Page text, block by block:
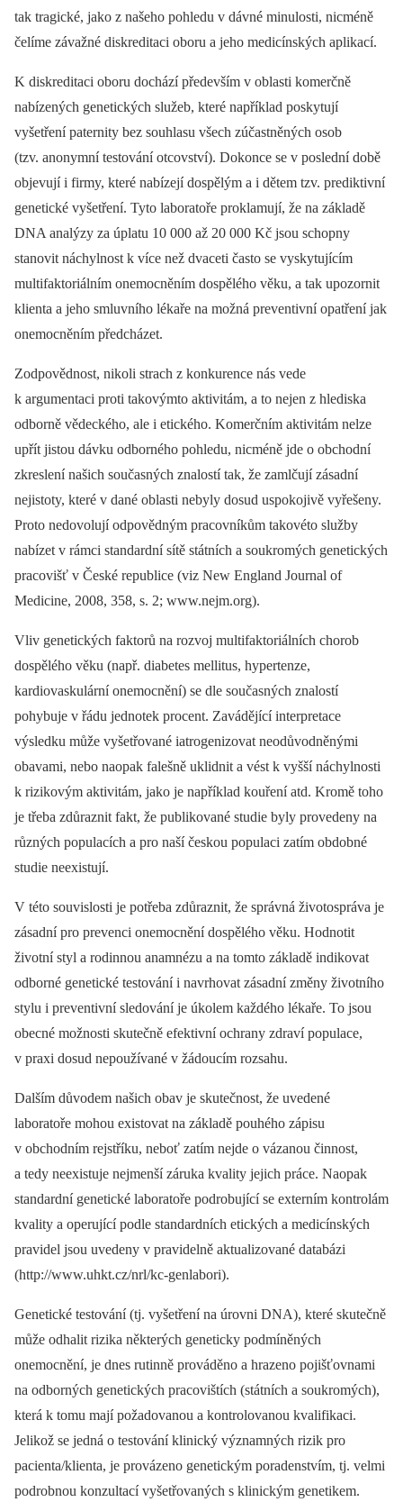
tak tragické, jako z našeho pohledu v dávné minulosti, nicméně
čelíme závažné diskreditaci oboru a jeho medicínských aplikací.
K diskreditaci oboru dochází především v oblasti komerčně
nabízených genetických služeb, které například poskytují
vyšetření paternity bez souhlasu všech zúčastněných osob
(tzv. anonymní testování otcovství). Dokonce se v poslední době
objevují i firmy, které nabízejí dospělým a i dětem tzv. prediktivní
genetické vyšetření. Tyto laboratoře proklamují, že na základě
DNA analýzy za úplatu 10 000 až 20 000 Kč jsou schopny
stanovit náchylnost k více než dvaceti často se vyskytujícím
multifaktoriálním onemocněním dospělého věku, a tak upozornit
klienta a jeho smluvního lékaře na možná preventivní opatření jak
onemocněním předcházet.
Zodpovědnost, nikoli strach z konkurence nás vede
k argumentaci proti takovýmto aktivitám, a to nejen z hlediska
odborně vědeckého, ale i etického. Komerčním aktivitám nelze
upřít jistou dávku odborného pohledu, nicméně jde o obchodní
zkreslení našich současných znalostí tak, že zamlčují zásadní
nejistoty, které v dané oblasti nebyly dosud uspokojivě vyřešeny.
Proto nedovolují odpovědným pracovníkům takovéto služby
nabízet v rámci standardní sítě státních a soukromých genetických
pracovišť v České republice (viz New England Journal of
Medicine, 2008, 358, s. 2; www.nejm.org).
Vliv genetických faktorů na rozvoj multifaktoriálních chorob
dospělého věku (např. diabetes mellitus, hypertenze,
kardiovaskulární onemocnění) se dle současných znalostí
pohybuje v řádu jednotek procent. Zavádějící interpretace
výsledku může vyšetřované iatrogenizovat neodůvodněnými
obavami, nebo naopak falešně uklidnit a vést k vyšší náchylnosti
k rizikovým aktivitám, jako je například kouření atd. Kromě toho
je třeba zdůraznit fakt, že publikované studie byly provedeny na
různých populacích a pro naší českou populaci zatím obdobné
studie neexistují.
V této souvislosti je potřeba zdůraznit, že správná životospráva je
zásadní pro prevenci onemocnění dospělého věku. Hodnotit
životní styl a rodinnou anamnézu a na tomto základě indikovat
odborné genetické testování i navrhovat zásadní změny životního
stylu i preventivní sledování je úkolem každého lékaře. To jsou
obecné možnosti skutečně efektivní ochrany zdraví populace,
v praxi dosud nepoužívané v žádoucím rozsahu.
Dalším důvodem našich obav je skutečnost, že uvedené
laboratoře mohou existovat na základě pouhého zápisu
v obchodním rejstříku, neboť zatím nejde o vázanou činnost,
a tedy neexistuje nejmenší záruka kvality jejich práce. Naopak
standardní genetické laboratoře podrobující se externím kontrolám
kvality a operující podle standardních etických a medicínských
pravidel jsou uvedeny v pravidelně aktualizované databázi
(http://www.uhkt.cz/nrl/kc-genlabori).
Genetické testování (tj. vyšetření na úrovni DNA), které skutečně
může odhalit rizika některých geneticky podmíněných
onemocnění, je dnes rutinně prováděno a hrazeno pojišťovnami
na odborných genetických pracovištích (státních a soukromých),
která k tomu mají požadovanou a kontrolovanou kvalifikaci.
Jelikož se jedná o testování klinický významných rizik pro
pacienta/klienta, je provázeno genetickým poradenstvím, tj. velmi
podrobnou konzultací vyšetřovaných s klinickým genetikem.